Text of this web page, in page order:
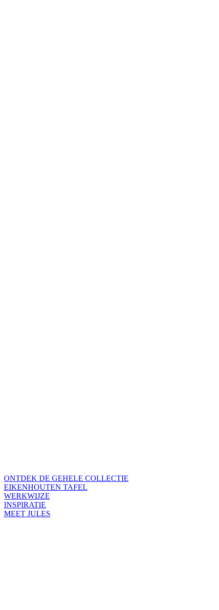
ONTDEK DE GEHELE COLLECTIE
EIKENHOUTEN TAFEL
WERKWIJZE
INSPIRATIE
MEET JULES